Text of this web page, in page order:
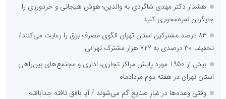
هشدار دکتر مهدی شاگردی به والدین؛ هوش هیجانی و خردورزی را
جایگزین نمره‌محوری کنید
۸۳ درصد مشترکین استان تهران الگوی مصرف برق را رعایت می‌کنند/
تخفیف ۳۰ درصدی به ۷۲۲ هزار مشترک تهرانی
بیش از 1950 مورد پایش مراکز تجاری، اداری و مجتمع‌های بین‌راهی
استان تهران در هفته دوم مردادماه
وقتی وعده‌ها در غبارِ صنایع گم می‌شوند / آیا بافق تافته جدابافته